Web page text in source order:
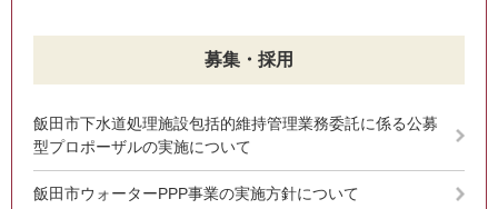
募集・採用
飯田市下水道処理施設包括的維持管理業務委託に係る公募
型プロポーザルの実施について
飯田市ウォーターPPP事業の実施方針について